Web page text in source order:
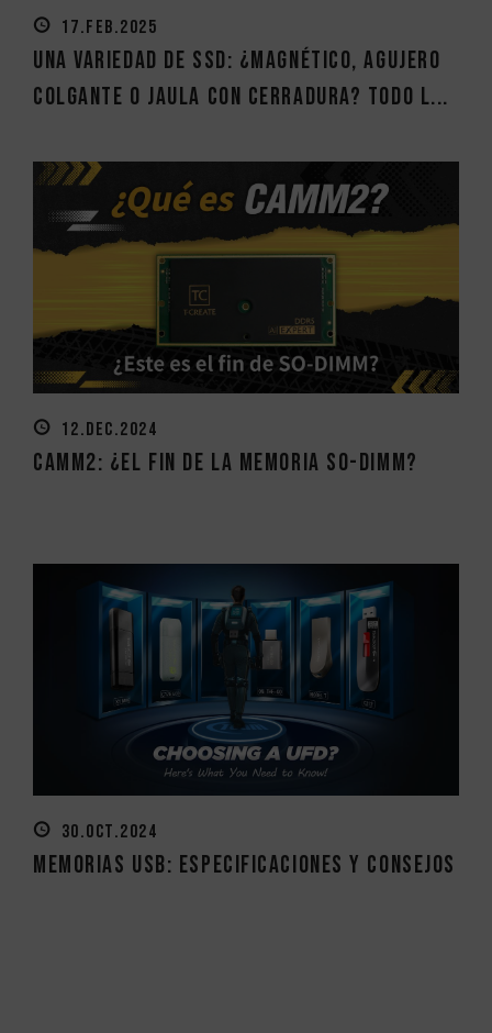
17.FEB.2025
Una variedad de SSD: ¿Magnético, Agujero
Colgante o Jaula con Cerradura? Todo l...
12.DEC.2024
CAMM2: ¿el fin de la memoria SO-DIMM?
30.OCT.2024
Memorias USB: Especificaciones y consejos